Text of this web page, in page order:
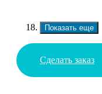
Показать еще
Сделать заказ